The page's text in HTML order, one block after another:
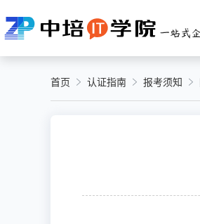
首页 认证指南 报考须知